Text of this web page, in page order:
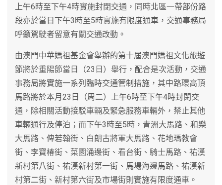
上午6時至下午4時實施封閉交通，同時北區一帶部份路
段亦於當日下午3時至5時實施有限度通車，交通事務局
呼籲駕駛者留意有關交通改動。
由澳門中華媽祖基金會舉辦的第十屆澳門媽祖文化旅遊
節將於重陽節當日（23日）舉行，配合是次活動，交通
事務局將實施一系列臨時交通管制措施，其中路環高頂
馬路將於本月23日（周二）上午6時至下午4時封閉交
通，除相關活動接駁車輛及緊急服務車輛外，禁止其他
車輛通行及停泊；而下午3時至5時，青洲大馬路、和樂
大馬路、俾若翰街、白朗古將軍大馬路、花地瑪教會
街、李寶椿街、菜園涌邊街、看台街、騎士馬路、祐漢
新村第八街、祐漢新村第一街、馬場海邊馬路、祐漢新
村第二街、新村第六街及市場街則實施有限度通車。